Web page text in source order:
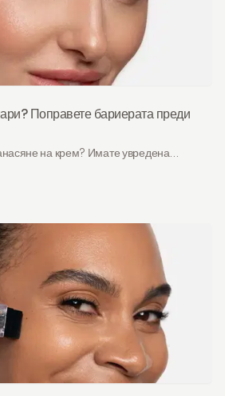
Поправете бариерата преди
на крем? Имате увредена
защо трябва да спрете